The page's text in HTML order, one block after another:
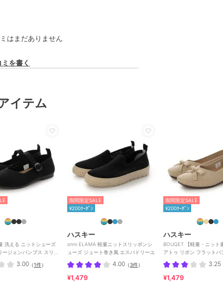
はまだありません
を書く
イテム
洗える ニットシューズ
ジェンパンプス スリッ
3.00 （1件）
期間限定SALE
¥200ｸｰﾎﾟﾝ
ハスキー
onni ELAMA 軽量ニットスリッポンシ
ューズ ジュート巻き風 エスパドリーユ
4.00 （3件）
¥1,479
期間限定SALE
¥200ｸｰﾎﾟﾝ
ハスキー
BOUQET 【軽量・ニット
アトゥ リボン フラットパ
エシューズ
3.25
¥1,479